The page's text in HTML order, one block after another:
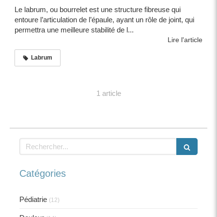
Le labrum, ou bourrelet est une structure fibreuse qui
entoure l’articulation de l’épaule, ayant un rôle de joint, qui
permettra une meilleure stabilité de l...
Lire l'article
Labrum
1 article
Rechercher
Catégories
Pédiatrie (12)